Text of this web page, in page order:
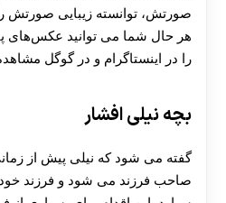
صورتش، توانسته زیبایی صورتش را
هر حال شما می‌ توانید عکس‌های
را در اینستاگرام و در گوگل
بچه نیلی افشار
گفته می شود که نیلی پیش از
صاحب فرزند می شود و فرزند